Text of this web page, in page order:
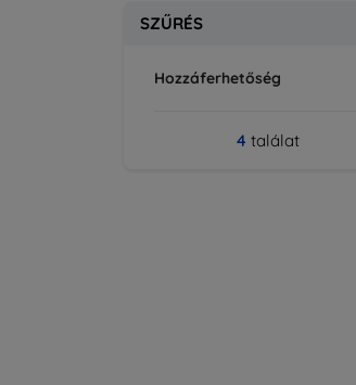
SZŰRÉS
Hozzáferhetőség
4 találat